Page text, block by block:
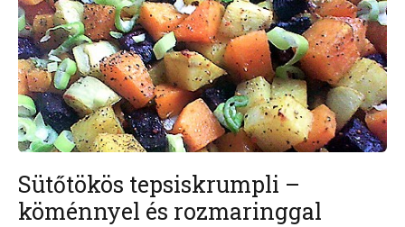
Sütőtökös tepsiskrumpli –
köménnyel és rozmaringgal